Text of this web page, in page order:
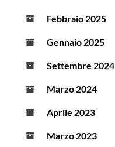
Febbraio 2025
Gennaio 2025
Settembre 2024
Marzo 2024
Aprile 2023
Marzo 2023